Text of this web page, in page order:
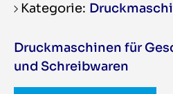
Druckmaschinen für
und Schreibwaren